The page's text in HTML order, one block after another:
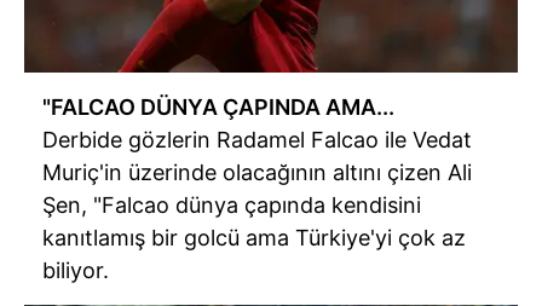
"FALCAO DÜNYA ÇAPINDA AMA...
Derbide gözlerin Radamel Falcao ile Vedat
Muriç'in üzerinde olacağının altını çizen Ali
Şen, "Falcao dünya çapında kendisini
kanıtlamış bir golcü ama Türkiye'yi çok az
biliyor.